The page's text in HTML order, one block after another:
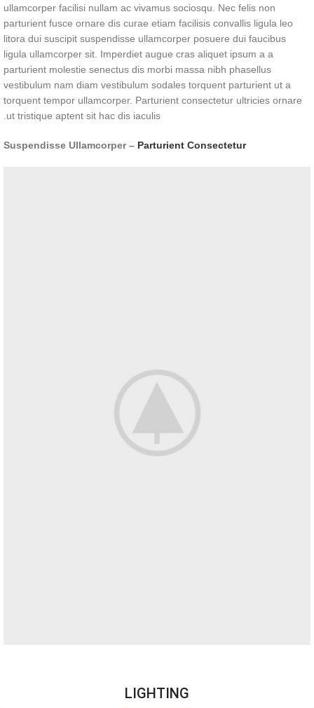
ullamcorper facilisi nullam ac vivamus sociosqu. Nec felis non
parturient fusce ornare dis curae etiam facilisis convallis ligula leo
litora dui suscipit suspendisse ullamcorper posuere dui faucibus
ligula ullamcorper sit. Imperdiet augue cras aliquet ipsum a a
parturient molestie senectus dis morbi massa nibh phasellus
vestibulum nam diam vestibulum sodales torquent parturient ut a
torquent tempor ullamcorper. Parturient consectetur ultricies ornare
ut tristique aptent sit hac dis iaculis.
Suspendisse Ullamcorper – Parturient Consectetur
LIGHTING